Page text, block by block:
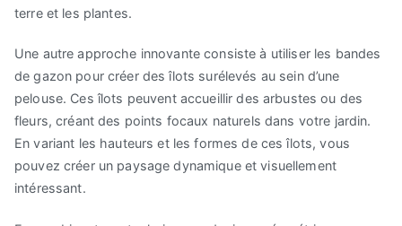
terre et les plantes.
Une autre approche innovante consiste à utiliser les bandes
de gazon pour créer des îlots surélevés au sein d’une
pelouse. Ces îlots peuvent accueillir des arbustes ou des
fleurs, créant des points focaux naturels dans votre jardin.
En variant les hauteurs et les formes de ces îlots, vous
pouvez créer un paysage dynamique et visuellement
intéressant.